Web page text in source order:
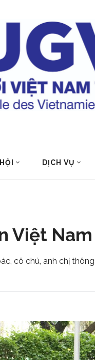
DỊCH VỤ
Việt
cô chú, anh chị